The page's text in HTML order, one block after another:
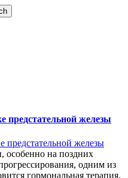
предстательной железы
особенно на поздних
одним из
гормональная терапия.